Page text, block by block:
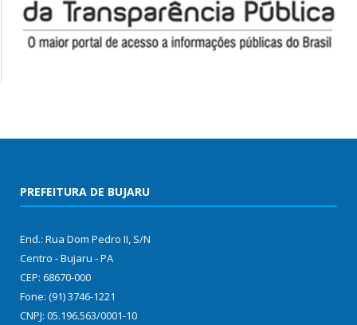
PREFEITURA DE BUJARU
End.: Rua Dom Pedro II, S/N
Centro - Bujaru - PA
CEP: 68670-000
Fone: (91) 3746-1221
CNPJ: 05.196.563/0001-10